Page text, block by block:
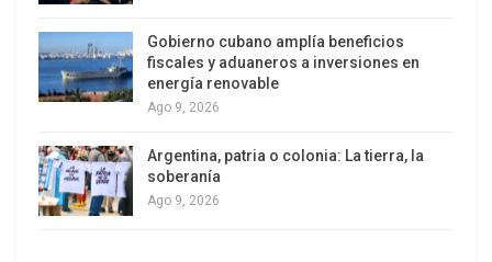
seguridad colectiva del mundo, se ve
frecuentemente paralizado por los intereses
contrapuestos de sus miembros permanentes.
el multilateralismo se desvanece ante el auge de
la rivalidad entre las grandes potencias. En este
Gobierno cubano amplía beneficios
fiscales y aduaneros a inversiones en
energía renovable
Ago 9, 2026
Argentina, patria o colonia: La tierra, la
soberanía
Ago 9, 2026